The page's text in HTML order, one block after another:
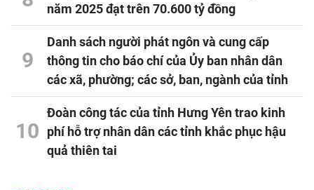
năm 2025 đạt trên 70.600 tỷ đồng
9
Danh sách người phát ngôn và cung cấp
thông tin cho báo chí của Ủy ban nhân dân
các xã, phường; các sở, ban, ngành của tỉnh
10
Đoàn công tác của tỉnh Hưng Yên trao kinh
phí hỗ trợ nhân dân các tỉnh khắc phục hậu
quả thiên tai